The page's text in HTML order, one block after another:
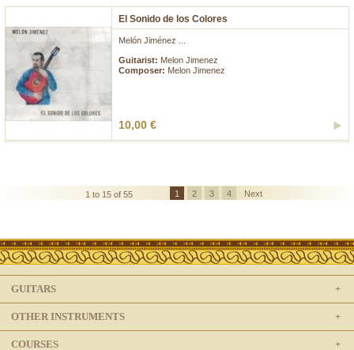
El Sonido de los Colores
Melón Jiménez ...
Guitarist: Melon Jimenez
Composer: Melon Jimenez
10,00 €
1 to 15 of 55 1 2 3 4 Next
GUITARS
OTHER INSTRUMENTS
COURSES